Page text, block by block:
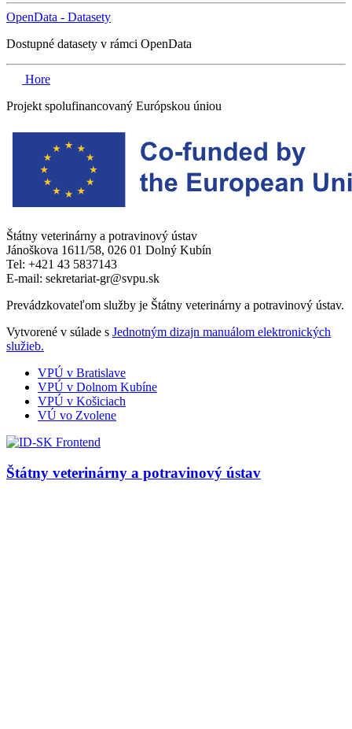
OpenData - Datasety
Dostupné datasety v rámci OpenData
Hore
Projekt spolufinancovaný Európskou úniou
Štátny veterinárny a potravinový ústav
Jánoškova 1611/58, 026 01 Dolný Kubín
Tel: +421 43 5837143
E-mail: sekretariat-gr@svpu.sk
Prevádzkovateľom služby je Štátny veterinárny a potravinový ústav.
Vytvorené v súlade s Jednotným dizajn manuálom elektronických
služieb.
VPÚ v Bratislave
VPÚ v Dolnom Kubíne
VPÚ v Košiciach
VÚ vo Zvolene
Štátny veterinárny a potravinový ústav